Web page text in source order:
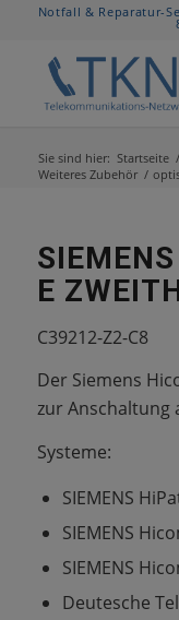
Notfall & Reparatur-
Sie sind hier: Startseite /
Weiteres Zubehör /
E
C39212-Z2-C8
Der Siemens
zur Anschaltung
Systeme:
SIEMENS
SIEMENS
SIEMENS
Deutesche